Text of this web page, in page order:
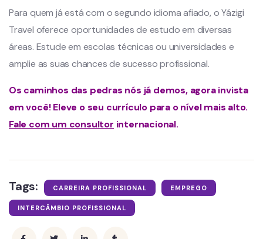
Para quem já está com o segundo idioma afiado, o Yázigi
Travel oferece oportunidades de estudo em diversas
áreas. Estude em escolas técnicas ou universidades e
amplie as suas chances de sucesso profissional.
Os caminhos das pedras nós já demos, agora invista
em você! Eleve o seu currículo para o nível mais alto.
Fale com um consultor internacional.
Tags: CARREIRA PROFISSIONAL EMPREGO
INTERCÂMBIO PROFISSIONAL